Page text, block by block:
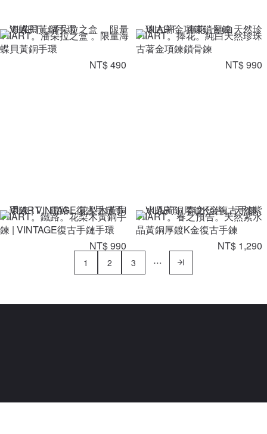
VIIART。潘朵拉之盒 。限量海
蝶貝黃銅手環
NT$ 490
VIIART。捧花。純白天然珍珠
古著金項鍊鎖骨鍊
NT$ 990
VIIART。鐵路。花梨木黃銅手
鍊 | VINTAGE復古手鏈手環
NT$ 990
VIIART。春之預告。天然紫水
晶黃銅厚鍍K金復古手鍊
NT$ 1,290
1 2 3